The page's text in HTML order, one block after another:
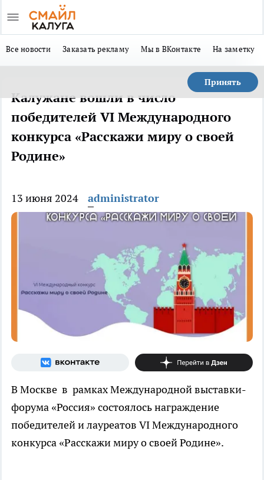
Все новости Заказать рекламу Мы в ВКонтакте На заметку
Принять
Калужане вошли в число
победителей VI Международного
конкурса «Расскажи миру о своей
Родине»
13 июня 2024 administrator
В Москве в рамках Международной выставки-
форума «Россия» состоялось награждение
победителей и лауреатов VI Международного
конкурса «Расскажи миру о своей Родине».